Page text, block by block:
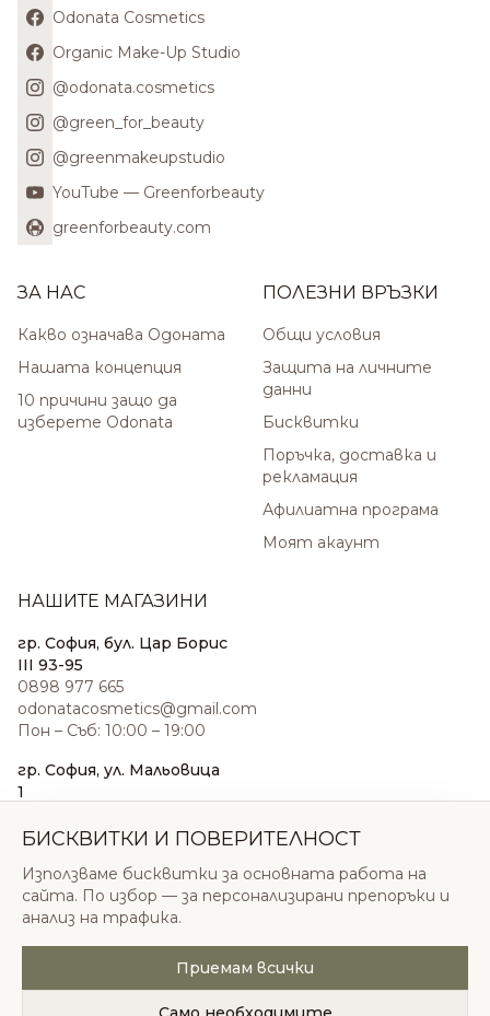
Odonata Cosmetics
Organic Make-Up Studio
@odonata.cosmetics
@green_for_beauty
@greenmakeupstudio
YouTube — Greenforbeauty
greenforbeauty.com
ЗА НАС
Какво означава Одоната
Нашата концепция
10 причини защо да
изберете Odonata
ПОЛЕЗНИ ВРЪЗКИ
Общи условия
Защита на личните
данни
Бисквитки
Поръчка, доставка и
рекламация
Афилиатна програма
Моят акаунт
НАШИТЕ МАГАЗИНИ
гр. София, бул. Цар Борис
III 93-95
0898 977 665
odonatacosmetics@gmail.com
Пон – Съб: 10:00 – 19:00
гр. София, ул. Мальовица
1
sales@odonatacosmetics.com
Нед: 11:00 – 18:00
© 2026 Одоната Козметикс ООД. Всички права
запазени.
БИСКВИТКИ И ПОВЕРИТЕЛНОСТ
Използваме бисквитки за основната работа на
сайта. По избор — за персонализирани препоръки и
анализ на трафика.
Приемам всички